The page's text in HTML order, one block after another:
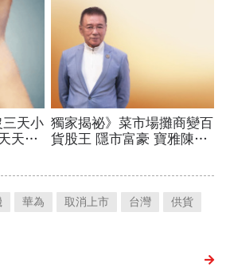
華為 取消上市 台灣 供貨